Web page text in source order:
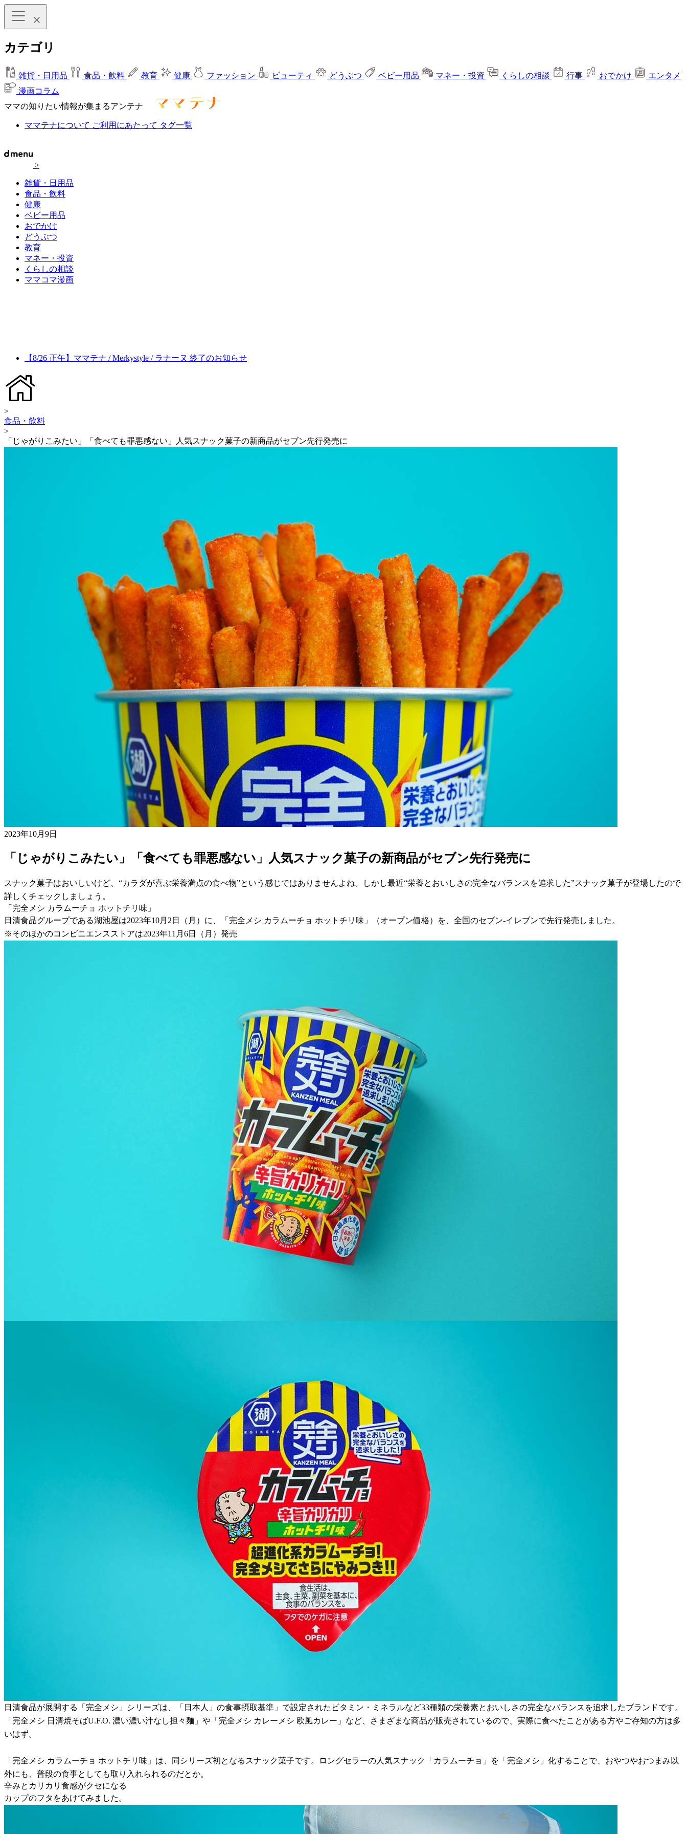
カテゴリ
雑貨・日用品 食品・飲料 教育 健康 ファッション ビューティ どうぶつ ベビー用品 マネー・投資 くらしの相談 行事 おでかけ
エンタメ
漫画コラム
ママの知りたい情報が集まるアンテナ
ママテナについて ご利用にあたって タグ一覧
>
雑貨・日用品
食品・飲料
健康
ベビー用品
おでかけ
どうぶつ
教育
マネー・投資
くらしの相談
ママコマ漫画
【8/26 正午】ママテナ / Merkystyle / ラナーヌ 終了のお知らせ
>
食品・飲料
>
「じゃがりこみたい」「食べても罪悪感ない」人気スナック菓子の新商品がセブン先行発売に
2023年10月9日
「じゃがりこみたい」「食べても罪悪感ない」人気スナック菓子の新商品がセブン先行発売に
スナック菓子はおいしいけど、“カラダが喜ぶ栄養満点の食べ物”という感じではありませんよね。しかし最近“栄養とおいしさの完全なバランスを追求した”スナック菓子が登場したので
詳しくチェックしましょう。
「完全メシ カラムーチョ ホットチリ味」
日清食品グループである湖池屋は2023年10月2日（月）に、「完全メシ カラムーチョ ホットチリ味」（オープン価格）を、全国のセブン-イレブンで先行発売しました。
※そのほかのコンビニエンスストアは2023年11月6日（月）発売
日清食品が展開する「完全メシ」シリーズは、「日本人」の食事摂取基準」で設定されたビタミン・ミネラルなど33種類の栄養素とおいしさの完全なバランスを追求したブランドです。
「完全メシ 日清焼そばU.F.O. 濃い濃い汁なし担々麺」や「完全メシ カレーメシ 欧風カレー」など、さまざまな商品が販売されているので、実際に食べたことがある方やご存知の方は多
いはず。
「完全メシ カラムーチョ ホットチリ味」は、同シリーズ初となるスナック菓子です。ロングセラーの人気スナック「カラムーチョ」を「完全メシ」化することで、おやつやおつまみ以
外にも、普段の食事としても取り入れられるのだとか。
辛みとカリカリ食感がクセになる
カップのフタをあけてみました。